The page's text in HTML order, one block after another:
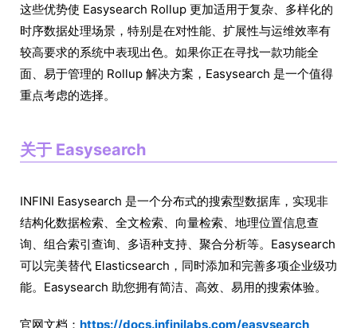
这些优势使 Easysearch Rollup 更加适用于复杂、多样化的
时序数据处理场景，特别是在对性能、扩展性与运维效率有
较高要求的系统中表现出色。如果你正在寻找一款功能全
面、易于管理的 Rollup 解决方案，Easysearch 是一个值得
重点考虑的选择。
关于 Easysearch
INFINI Easysearch 是一个分布式的搜索型数据库，实现非
结构化数据检索、全文检索、向量检索、地理位置信息查
询、组合索引查询、多语种支持、聚合分析等。Easysearch
可以完美替代 Elasticsearch，同时添加和完善多项企业级功
能。Easysearch 助您拥有简洁、高效、易用的搜索体验。
官网文档： https://docs.infinilabs.com/easysearch